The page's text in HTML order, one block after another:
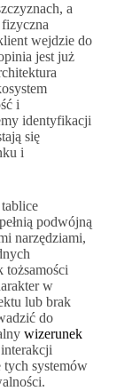
a
wejdzie do
jest już
i
identyfikacji
się
i
podwójną
narzędziami,
w
lub brak
do
wizerunek
systemów